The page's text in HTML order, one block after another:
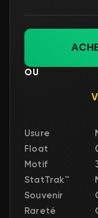
OU
Usure
Float
Motif
StatTrak™
Souvenir
Rareté